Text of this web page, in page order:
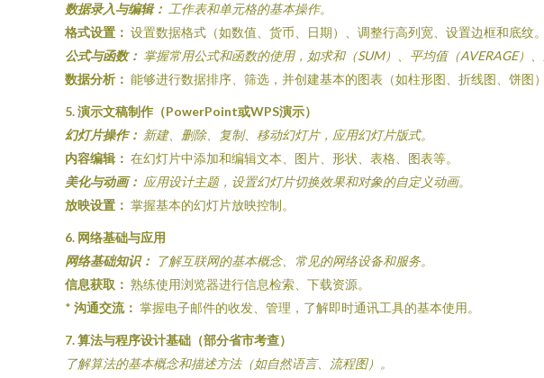
数据录入与编辑： 工作表和单元格的基本操作。
格式设置： 设置数据格式（如数值、货币、日期）、调整行高列宽、设置边框和底纹。
公式与函数： 掌握常用公式和函数的使用，如求和（SUM）、平均值（AVERAGE）
数据分析： 能够进行数据排序、筛选，并创建基本的图表（如柱形图、折线图、饼图
5. 演示文稿制作（PowerPoint或WPS演示）
幻灯片操作： 新建、删除、复制、移动幻灯片，应用幻灯片版式。
内容编辑： 在幻灯片中添加和编辑文本、图片、形状、表格、图表等。
美化与动画： 应用设计主题，设置幻灯片切换效果和对象的自定义动画。
放映设置： 掌握基本的幻灯片放映控制。
6. 网络基础与应用
网络基础知识： 了解互联网的基本概念、常见的网络设备和服务。
信息获取： 熟练使用浏览器进行信息检索、下载资源。
* 沟通交流： 掌握电子邮件的收发、管理，了解即时通讯工具的基本使用。
7. 算法与程序设计基础（部分省市考查）
了解算法的基本概念和描述方法（如自然语言、流程图）。